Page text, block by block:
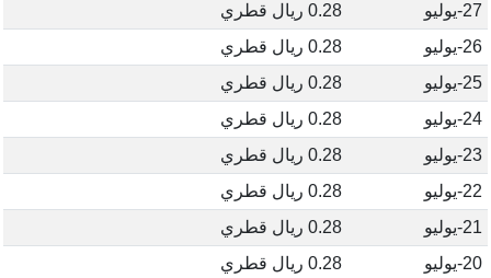
27-يوليو
0.28 ريال قطري
26-يوليو
0.28 ريال قطري
25-يوليو
0.28 ريال قطري
24-يوليو
0.28 ريال قطري
23-يوليو
0.28 ريال قطري
22-يوليو
0.28 ريال قطري
21-يوليو
0.28 ريال قطري
20-يوليو
0.28 ريال قطري